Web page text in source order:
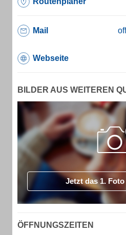
Mail
Webseite
BILDER AUS WEITEREN
Jetzt das 1.
ÖFFNUNGSZEITEN